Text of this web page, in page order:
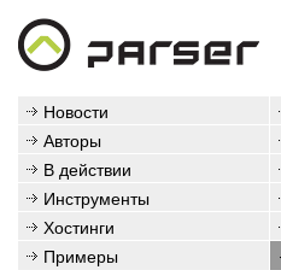
Новости
Авторы
В действии
Инструменты
Хостинги
Примеры